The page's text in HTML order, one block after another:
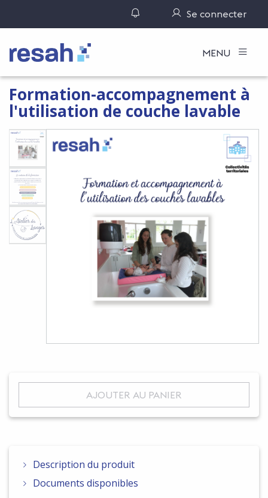
Gérer ses notifications
Se connecter
Logo Resah MENU
Formation-accompagnement à
l'utilisation de couche lavable
AJOUTER AU PANIER
Description du produit
Documents disponibles